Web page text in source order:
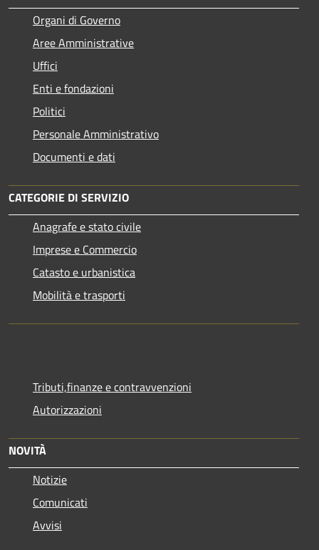
Organi di Governo
Aree Amministrative
Uffici
Enti e fondazioni
Politici
Personale Amministrativo
Documenti e dati
CATEGORIE DI SERVIZIO
Anagrafe e stato civile
Imprese e Commercio
Catasto e urbanistica
Mobilità e trasporti
Tributi,finanze e contravvenzioni
Autorizzazioni
NOVITÀ
Notizie
Comunicati
Avvisi